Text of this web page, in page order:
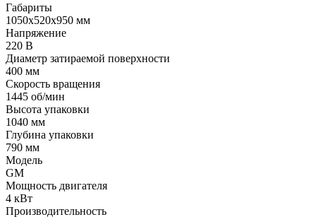
Габариты
1050х520х950 мм
Напряжение
220 В
Диаметр затираемой поверхности
400 мм
Скорость вращения
1445 об/мин
Высота упаковки
1040 мм
Глубина упаковки
790 мм
Модель
GM
Мощность двигателя
4 кВт
Производительность